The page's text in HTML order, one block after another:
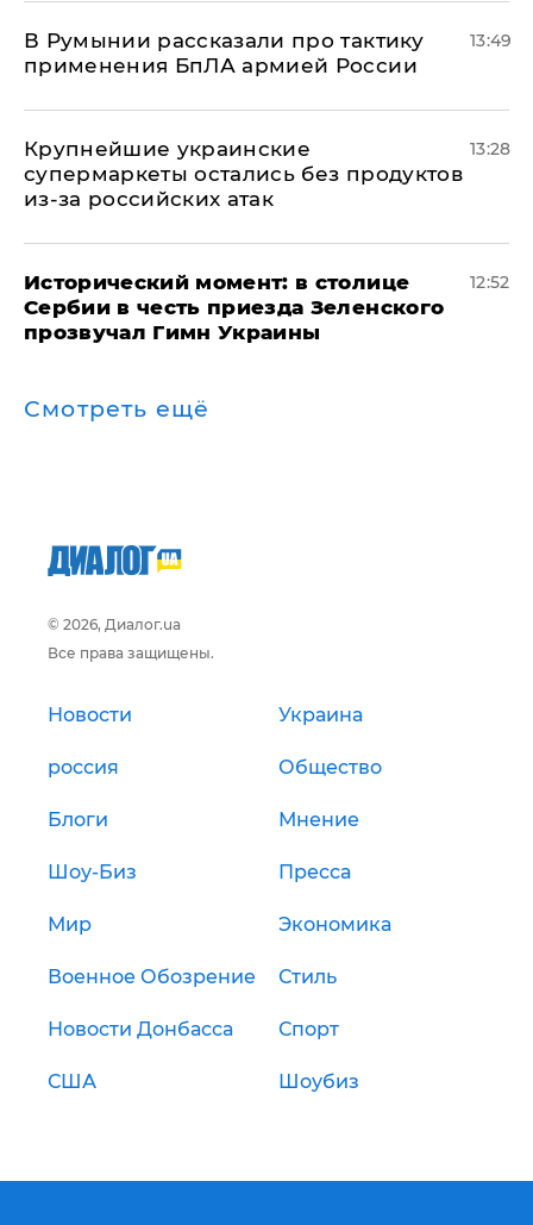
В Румынии рассказали про тактику
применения БпЛА армией России
13:49
Крупнейшие украинские
супермаркеты остались без продуктов
из-за российских атак
13:28
Исторический момент: в столице
Сербии в честь приезда Зеленского
прозвучал Гимн Украины
12:52
Смотреть ещё
© 2026, Диалог.ua
Все права защищены.
Новости Украина
россия Общество
Блоги Мнение
Шоу-Биз Пресса
Мир Экономика
Военное Обозрение Стиль
Новости Донбасса Спорт
США Шоубиз